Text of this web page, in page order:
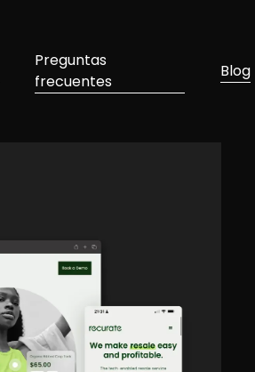
Preguntas
frecuentes
Blog